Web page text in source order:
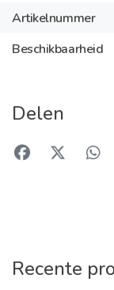
Artikelnummer
Beschikbaarheid
Delen
Recente